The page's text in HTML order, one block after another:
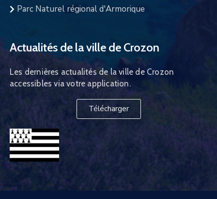
Parc Naturel régional d'Armorique
Actualités de la ville de Crozon
Les dernières actualités de la ville de Crozon
accessibles via votre application.
Télécharger